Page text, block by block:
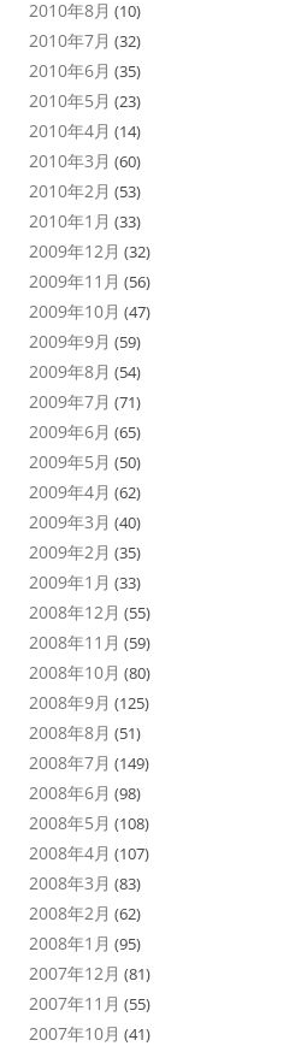
2010年8月 (10)
2010年7月 (32)
2010年6月 (35)
2010年5月 (23)
2010年4月 (14)
2010年3月 (60)
2010年2月 (53)
2010年1月 (33)
2009年12月 (32)
2009年11月 (56)
2009年10月 (47)
2009年9月 (59)
2009年8月 (54)
2009年7月 (71)
2009年6月 (65)
2009年5月 (50)
2009年4月 (62)
2009年3月 (40)
2009年2月 (35)
2009年1月 (33)
2008年12月 (55)
2008年11月 (59)
2008年10月 (80)
2008年9月 (125)
2008年8月 (51)
2008年7月 (149)
2008年6月 (98)
2008年5月 (108)
2008年4月 (107)
2008年3月 (83)
2008年2月 (62)
2008年1月 (95)
2007年12月 (81)
2007年11月 (55)
2007年10月 (41)